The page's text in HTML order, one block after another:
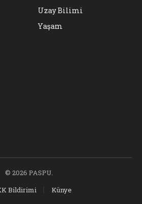
Uzay Bilimi
Yaşam
© 2026 PASPU.
Bildirimi
Künye